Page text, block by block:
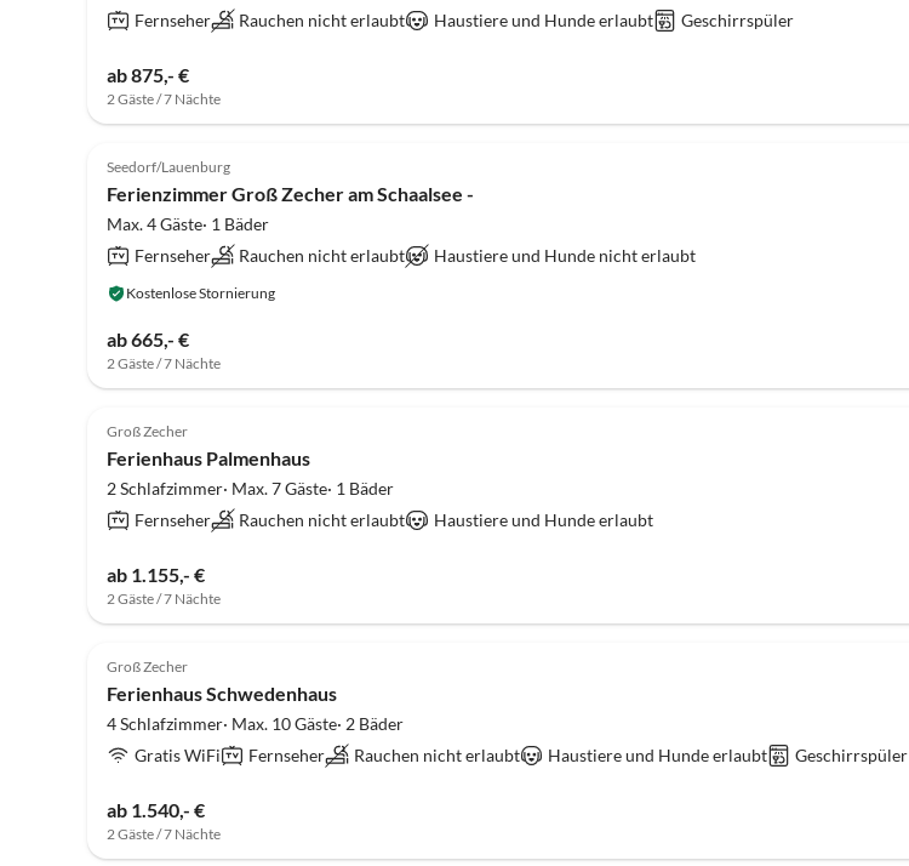
Fernseher
Rauchen nicht erlaubt Haustiere und Hunde erlaubt Geschirrspüler
ab 875,- €
2 Gäste / 7 Nächte
Seedorf/Lauenburg
Ferienzimmer Groß Zecher am Schaalsee -
Max. 4 Gäste· 1 Bäder
Fernseher
Rauchen nicht erlaubt Haustiere und Hunde nicht erlaubt
Kostenlose Stornierung
ab 665,- €
2 Gäste / 7 Nächte
Groß Zecher
Ferienhaus Palmenhaus
2 Schlafzimmer· Max. 7 Gäste· 1 Bäder
Fernseher
Rauchen nicht erlaubt Haustiere und Hunde erlaubt
ab 1.155,- €
2 Gäste / 7 Nächte
Groß Zecher
Ferienhaus Schwedenhaus
4 Schlafzimmer· Max. 10 Gäste· 2 Bäder
Gratis WiFi
Fernseher Rauchen nicht erlaubt Haustiere und Hunde erlaubt Geschirrspüler
ab 1.540,- €
2 Gäste / 7 Nächte